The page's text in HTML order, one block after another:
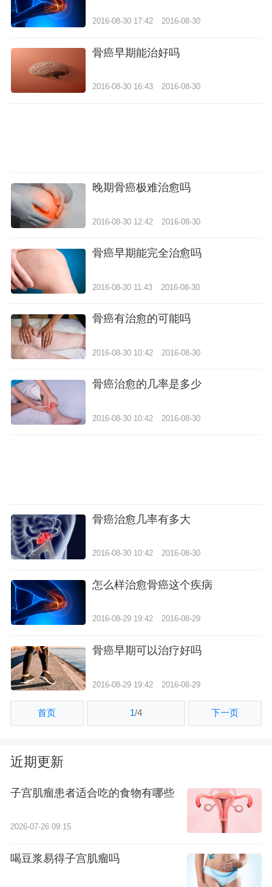
2016-08-30 17:42 2016-08-30
骨癌早期能治好吗
2016-08-30 16:43 2016-08-30
晚期骨癌极难治愈吗
2016-08-30 12:42 2016-08-30
骨癌早期能完全治愈吗
2016-08-30 11:43 2016-08-30
骨癌有治愈的可能吗
2016-08-30 10:42 2016-08-30
骨癌治愈的几率是多少
2016-08-30 10:42 2016-08-30
骨癌治愈几率有多大
2016-08-30 10:42 2016-08-30
怎么样治愈骨癌这个疾病
2016-08-29 19:42 2016-08-29
骨癌早期可以治疗好吗
2016-08-29 19:42 2016-08-29
首页 1/4 下一页
近期更新
子宫肌瘤患者适合吃的食物有哪些
2026-07-26 09:15
喝豆浆易得子宫肌瘤吗